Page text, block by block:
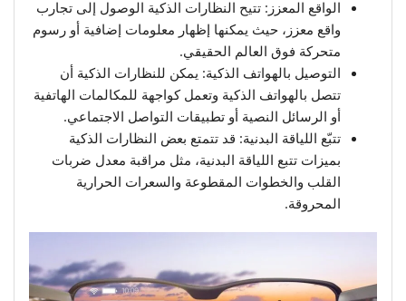
الواقع المعزز: تتيح النظارات الذكية الوصول إلى تجارب
واقع معزز، حيث يمكنها إظهار معلومات إضافية أو رسوم
متحركة فوق العالم الحقيقي.
التوصيل بالهواتف الذكية: يمكن للنظارات الذكية أن
تتصل بالهواتف الذكية وتعمل كواجهة للمكالمات الهاتفية
أو الرسائل النصية أو تطبيقات التواصل الاجتماعي.
تتبّع اللياقة البدنية: قد تتمتع بعض النظارات الذكية
بميزات تتبع اللياقة البدنية، مثل مراقبة معدل ضربات
القلب والخطوات المقطوعة والسعرات الحرارية
المحروقة.